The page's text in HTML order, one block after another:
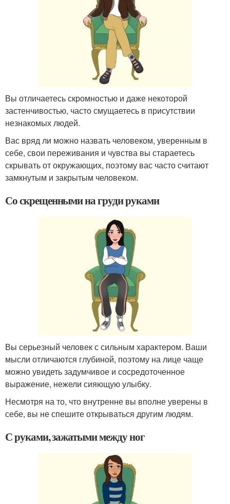
Вы отличаетесь скромностью и даже некоторой
застенчивостью, часто смущаетесь в присутствии
незнакомых людей.
Вас вряд ли можно назвать человеком, уверенным в
себе, свои переживания и чувства вы стараетесь
скрывать от окружающих, поэтому вас часто считают
замкнутым и закрытым человеком.
Со скрещенными на груди руками
Вы серьезный человек с сильным характером. Ваши
мысли отличаются глубиной, поэтому на лице чаще
можно увидеть задумчивое и сосредоточенное
выражение, нежели сияющую улыбку.
Несмотря на то, что внутренне вы вполне уверены в
себе, вы не спешите открываться другим людям.
С руками, зажатыми между ног